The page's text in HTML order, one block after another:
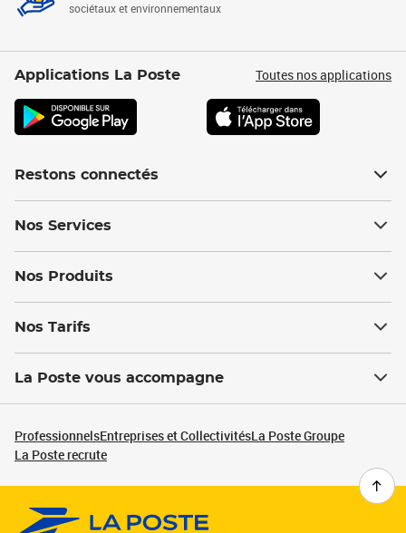
sociétaux et environnementaux
Applications La Poste Toutes nos applications
Restons connectés
Nos Services
Nos Produits
Nos Tarifs
La Poste vous accompagne
ProfessionnelsEntreprises et CollectivitésLa Poste Groupe
La Poste recrute